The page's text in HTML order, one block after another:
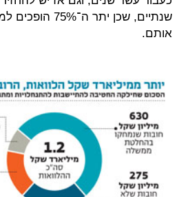
שנתיים, שכן
אותם.